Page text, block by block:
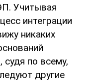
Учитывая
интеграции
никаких
по всему,
другие